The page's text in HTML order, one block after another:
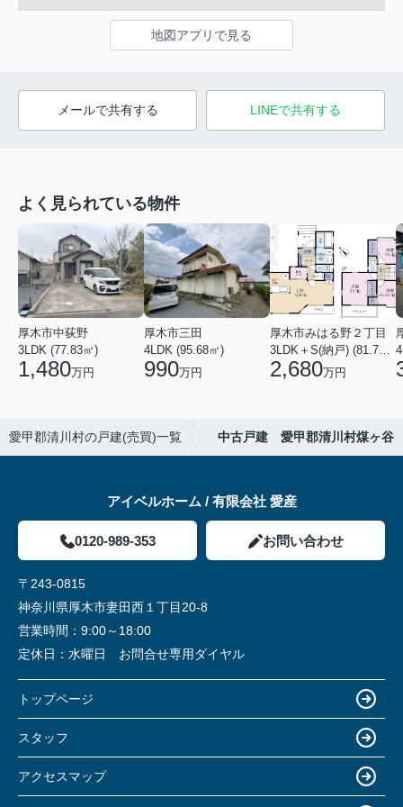
地図アプリで見る
メールで共有する LINEで共有する
よく見られている物件
厚木市中荻野
3LDK (77.83㎡)
1,480万円
厚木市三田
4LDK (95.68㎡)
990万円
厚木市みはる野２丁目
3LDK＋S(納戸) (81.79㎡)
2,680万円
愛甲郡清川村の戸建(売買)一覧 中古戸建 愛甲郡清川村煤ヶ谷
アイベルホーム / 有限会社 愛産
0120-989-353 お問い合わせ
〒243-0815
神奈川県厚木市妻田西１丁目20-8
営業時間： 9:00～18:00
定休日： 水曜日 お問合せ専用ダイヤル
トップページ
スタッフ
アクセスマップ